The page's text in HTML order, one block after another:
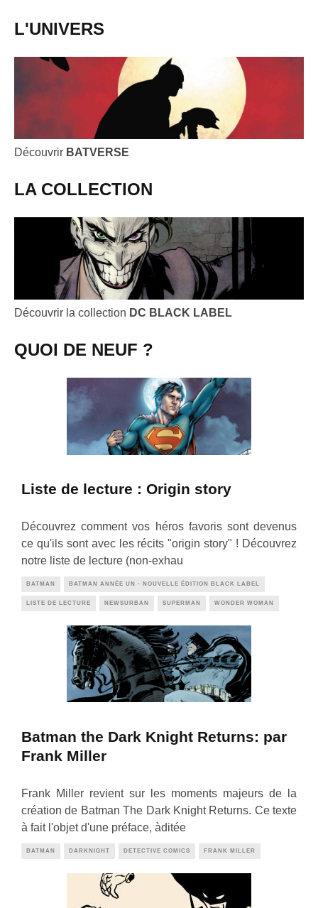
L'UNIVERS
Découvrir BATVERSE
LA COLLECTION
Découvrir la collection DC BLACK LABEL
QUOI DE NEUF ?
Liste de lecture : Origin story
Découvrez comment vos héros favoris sont devenus
ce qu'ils sont avec les récits "origin story" ! Découvrez
notre liste de lecture (non-exhau
BATMAN BATMAN ANNÉE UN - NOUVELLE ÉDITION BLACK LABEL
LISTE DE LECTURE NEWSURBAN SUPERMAN WONDER WOMAN
Batman the Dark Knight Returns: par
Frank Miller
Frank Miller revient sur les moments majeurs de la
création de Batman The Dark Knight Returns. Ce texte
à fait l'objet d'une préface, àditée
BATMAN DARKNIGHT DETECTIVE COMICS FRANK MILLER